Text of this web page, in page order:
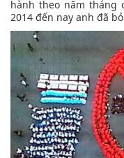
hành theo năm tháng
2014 đến nay anh đã